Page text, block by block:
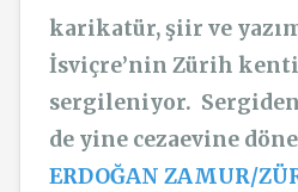
karikatür, şiir ve
İsviçre’nin Zürih
sergileniyor.
de yine cezaevine
ERDOĞAN ZAMUR/